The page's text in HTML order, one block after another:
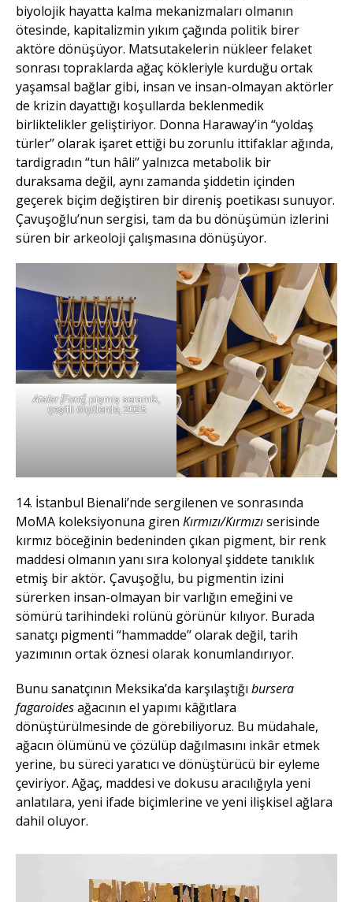
biyolojik hayatta kalma mekanizmaları olmanın
ötesinde, kapitalizmin yıkım çağında politik birer
aktöre dönüşüyor. Matsutakelerin nükleer felaket
sonrası topraklarda ağaç kökleriyle kurduğu ortak
yaşamsal bağlar gibi, insan ve insan-olmayan aktörler
de krizin dayattığı koşullarda beklenmedik
birliktelikler geliştiriyor. Donna Haraway’in “yoldaş
türler’’ olarak işaret ettiği bu zorunlu ittifaklar ağında,
tardigradın “tun hâli’’ yalnızca metabolik bir
duraksama değil, aynı zamanda şiddetin içinden
geçerek biçim değiştiren bir direniş poetikası sunuyor.
Çavuşoğlu’nun sergisi, tam da bu dönüşümün izlerini
süren bir arkeoloji çalışmasına dönüşüyor.
Atalar [Font], pişmiş seramik,
çeşitli ölçülerde, 2025
14. İstanbul Bienali’nde sergilenen ve sonrasında
MoMA koleksiyonuna giren Kırmızı/Kırmızıserisinde
kırmız böceğinin bedeninden çıkan pigment, bir renk
maddesi olmanın yanı sıra kolonyal şiddete tanıklık
etmiş bir aktör. Çavuşoğlu, bu pigmentin izini
sürerken insan-olmayan bir varlığın emeğini ve
sömürü tarihindeki rolünü görünür kılıyor. Burada
sanatçı pigmenti “hammadde’’ olarak değil, tarih
yazımının ortak öznesi olarak konumlandırıyor.
Bunu sanatçının Meksika’da karşılaştığı bursera
fagaroidesağacının el yapımı kâğıtlara
dönüştürülmesinde de görebiliyoruz. Bu müdahale,
ağacın ölümünü ve çözülüp dağılmasını inkâr etmek
yerine, bu süreci yaratıcı ve dönüştürücü bir eyleme
çeviriyor. Ağaç, maddesi ve dokusu aracılığıyla yeni
anlatılara, yeni ifade biçimlerine ve yeni ilişkisel ağlara
dahil oluyor.